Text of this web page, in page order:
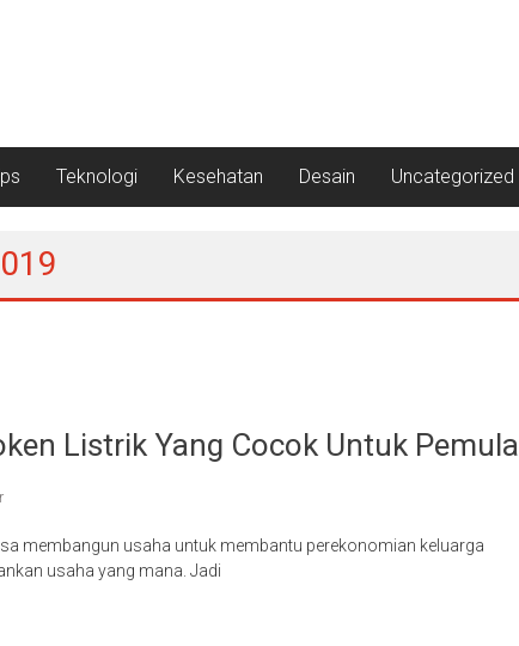
Teknologi Kesehatan Desain Uncategorized
Listrik Yang Cocok Untuk Pemula
membangun usaha untuk membantu perekonomian keluarga
usaha yang mana. Jadi